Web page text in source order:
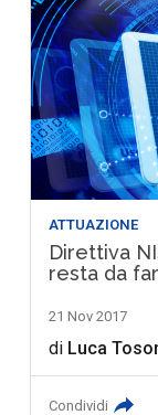
ATTUAZIONE
Direttiva
resta da
21 Nov 2017
di Luca
Condividi